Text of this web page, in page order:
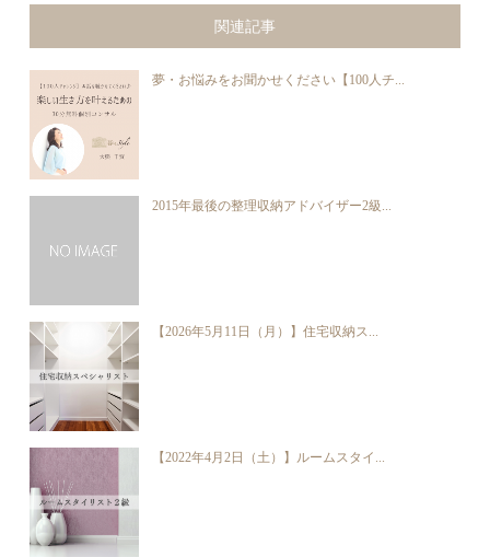
関連記事
夢・お悩みをお聞かせください【100人チ...
2015年最後の整理収納アドバイザー2級...
【2026年5月11日（月）】住宅収納ス...
【2022年4月2日（土）】ルームスタイ...